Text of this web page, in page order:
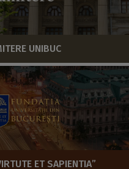
UNIBUC
ET SAPIENTIA”